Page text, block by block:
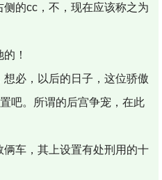
的cc，不，现在应该称之为
！
必，以后的日子，这位骄傲
吧。所谓的后宫争宠，在此
车，其上设置有处刑用的十